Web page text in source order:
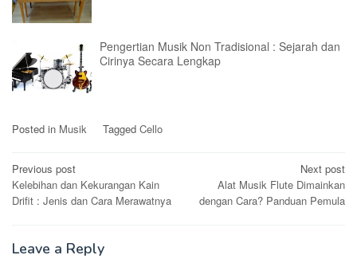
Pengertian Musik Non Tradisional : Sejarah dan
Cirinya Secara Lengkap
Posted in Musik Tagged Cello
Post
navigation
Previous post
Kelebihan dan Kekurangan Kain
Drifit : Jenis dan Cara Merawatnya
Next post
Alat Musik Flute Dimainkan
dengan Cara? Panduan Pemula
Leave a Reply